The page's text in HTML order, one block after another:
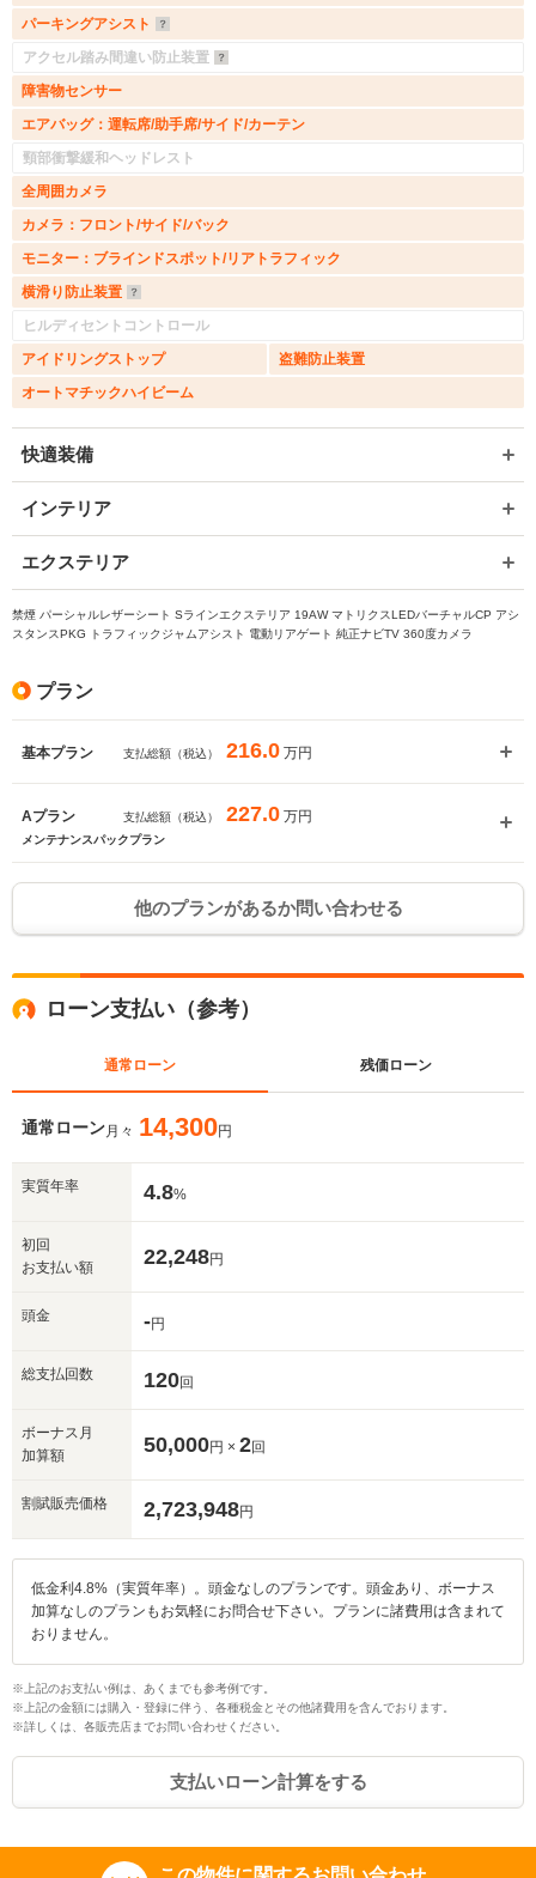
パーキングアシスト
アクセル踏み間違い防止装置
障害物センサー
エアバッグ：運転席/助手席/サイド/カーテン
頸部衝撃緩和ヘッドレスト
全周囲カメラ
カメラ：フロント/サイド/バック
モニター：ブラインドスポット/リアトラフィック
横滑り防止装置
ヒルディセントコントロール
アイドリングストップ
盗難防止装置
オートマチックハイビーム
快適装備
インテリア
エクステリア
禁煙 パーシャルレザーシート Sラインエクステリア 19AW マトリクスLEDバーチャルCP アシ
スタンスPKG トラフィックジャムアシスト 電動リアゲート 純正ナビTV 360度カメラ
プラン
基本プラン 支払総額（税込） 216.0 万円
Aプラン 支払総額（税込） 227.0 万円
メンテナンスパックプラン
他のプランがあるか問い合わせる
ローン支払い（参考）
通常ローン 残価ローン
通常ローン月々 14,300円
実質年率 4.8%
初回
お支払い額
22,248円
頭金 -円
総支払回数 120回
ボーナス月
加算額
50,000円 × 2回
割賦販売価格 2,723,948円
低金利4.8%（実質年率）。頭金なしのプランです。頭金あり、ボーナス
加算なしのプランもお気軽にお問合せ下さい。プランに諸費用は含まれて
おりません。
※上記のお支払い例は、あくまでも参考例です。
※上記の金額には購入・登録に伴う、各種税金とその他諸費用を含んでおります。
※詳しくは、各販売店までお問い合わせください。
支払いローン計算をする